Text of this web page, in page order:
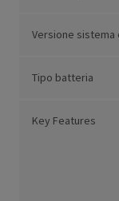
Versione
Tipo batteria
Key Features